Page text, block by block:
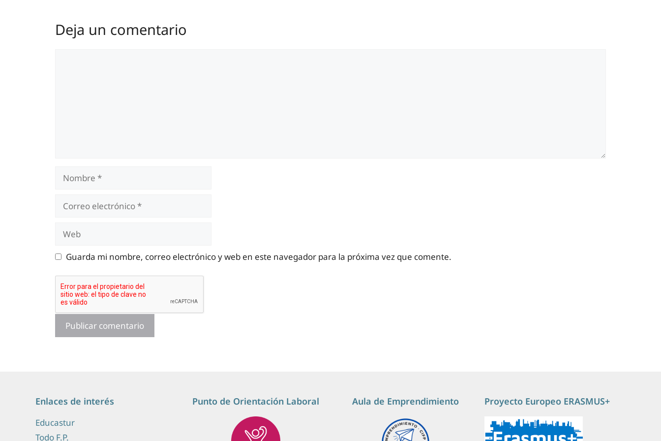
Deja un comentario
Nombre
Correo
electrónico
Guarda mi nombre, correo electrónico y web en este navegador para la próxima vez que comente.
Enlaces de interés
Educastur
Todo F.P.
Punto de Orientación Laboral Aula de Emprendimiento Proyecto Europeo ERASMUS+